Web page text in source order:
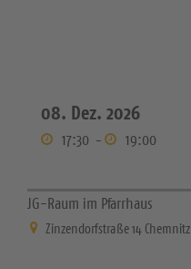
08. Dez. 2026
17:30 - 19:00
JG-Raum im Pfarrhaus
Zinzendorfstraße 14 Chemnitz